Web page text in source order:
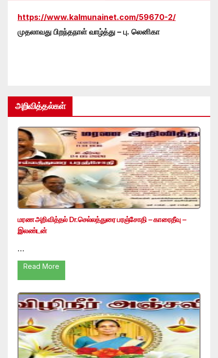
https://www.kalmunainet.com/59670-2/
முதலாவது பிறந்தநாள் வாழ்த்து – பு. லெனிகா
அறிவித்தல்கள்
மரண அறிவித்தல் Dr.செல்லத்துரை பரஞ்சோதி – காரைதீவு –
இலண்டன்
…
Read More